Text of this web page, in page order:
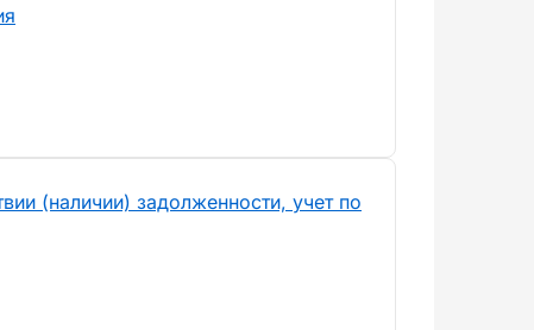
(наличии) задолженности, учет по